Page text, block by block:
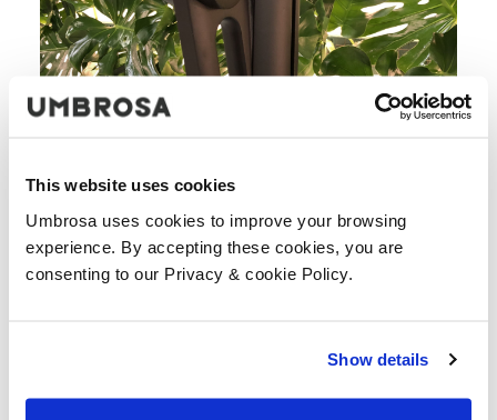
This website uses cookies
Umbrosa uses cookies to improve your browsing
experience. By accepting these cookies, you are
consenting to our Privacy & cookie Policy.
Show details